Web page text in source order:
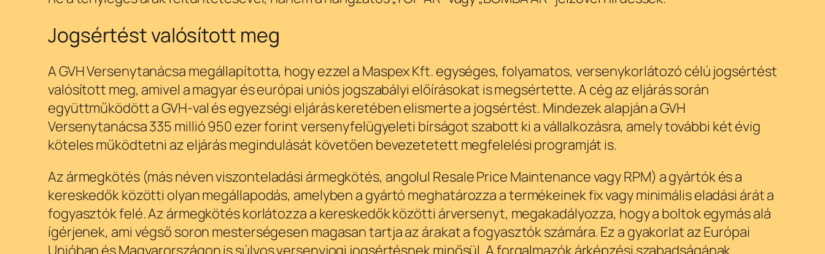
Jogsértést valósított meg
A GVH Versenytanácsa megállapította, hogy ezzel a Maspex Kft. egységes, folyamatos, versenykorlátozó célú jogsértést
valósított meg, amivel a magyar és európai uniós jogszabályi előírásokat is megsértette. A cég az eljárás során
együttműködött a GVH-val és egyezségi eljárás keretében elismerte a jogsértést. Mindezek alapján a GVH
Versenytanácsa 335 millió 950 ezer forint versenyfelügyeleti bírságot szabott ki a vállalkozásra, amely további két évig
köteles működtetni az eljárás megindulását követően bevezetetett megfelelési programját is.
Az ármegkötés (más néven viszonteladási ármegkötés, angolul Resale Price Maintenance vagy RPM) a gyártók és a
kereskedők közötti olyan megállapodás, amelyben a gyártó meghatározza a termékeinek fix vagy minimális eladási árát a
fogyasztók felé. Az ármegkötés korlátozza a kereskedők közötti árversenyt, megakadályozza, hogy a boltok egymás alá
ígérjenek, ami végső soron mesterségesen magasan tartja az árakat a fogyasztók számára. Ez a gyakorlat az Európai